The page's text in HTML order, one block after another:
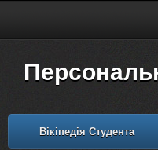
Вікіпедія Студента